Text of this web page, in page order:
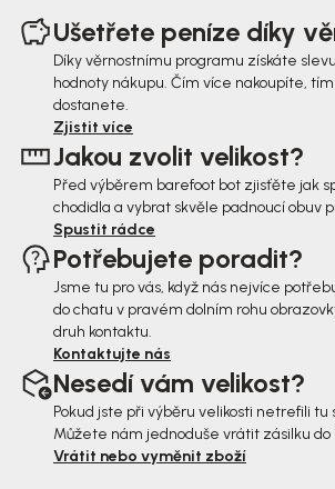
Ušetřete peníze díky
Díky věrnostnímu programu získáte slevu
hodnoty nákupu. Čím více nakoupíte,
dostanete.
Zjistit více
Jakou zvolit velikost?
Před výběrem barefoot bot zjisťěte jak
chodidla a vybrat skvěle padnoucí obuv
Spustit rádce
Potřebujete poradit?
Jsme tu pro vás, když nás nejvíce
do chatu v pravém dolním rohu
druh kontaktu.
Kontaktujte nás
Nesedí vám velikost?
Pokud jste při výběru velikosti netrefili tu
Můžete nám jednoduše vrátit zásilku do
Vrátit nebo vyměnit zboží